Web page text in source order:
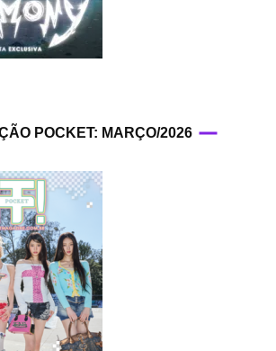
POCKET: MARÇO/2026